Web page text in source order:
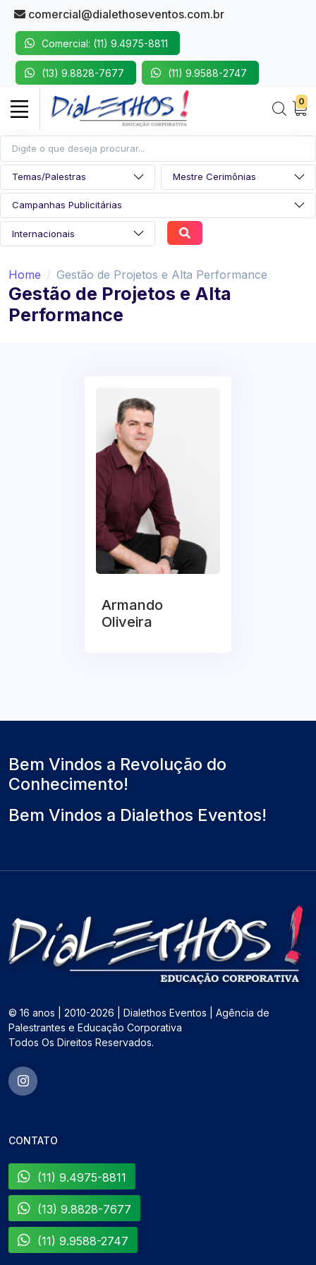
comercial@dialethoseventos.com.br
Comercial: (11) 9.4975-8811
(13) 9.8828-7677 (11) 9.9588-2747
0
Home Gestão de Projetos e Alta Performance
Gestão de Projetos e Alta
Performance
Armando
Oliveira
Bem Vindos a Revolução do
Conhecimento!
Bem Vindos a Dialethos Eventos!
© 16 anos | 2010-2026 | Dialethos Eventos | Agência de
Palestrantes e Educação Corporativa
Todos Os Direitos Reservados.
CONTATO
(11) 9.4975-8811
(13) 9.8828-7677
(11) 9.9588-2747